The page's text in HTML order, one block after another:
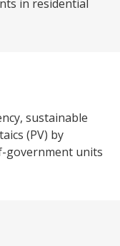
in residential
sustainable
(PV) by
government units